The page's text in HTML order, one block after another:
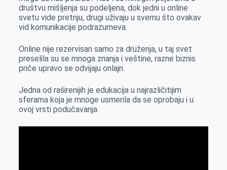
o
o
k
n
g
e
r
I
n
A
p
društvu mišljenja su podeljena, dok jedni u online
svetu vide pretnju, drugi uživaju u svemu što ovakav
vid komunikacije podrazumeva.
Online nije rezervisan samo za druženja, u taj svet
preselila su se mnoga znanja i veštine, razne biznis
priče upravo se odvijaju onlajn.
Jedna od raširenijih je edukacija u najrazličitijim
sferama koja je mnoge usmerila da se oprobaju i u
ovoj vrsti podučavanja.